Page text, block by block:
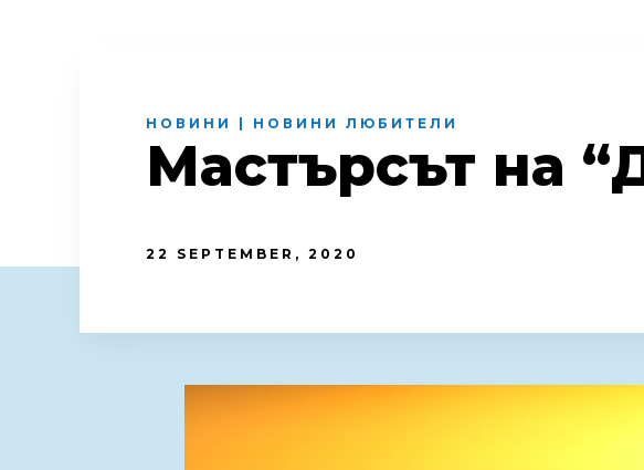
НОВИНИ НОВИНИ ЛЮБИТЕЛИ
Мастърсът на
22 SEPTEMBER, 2020